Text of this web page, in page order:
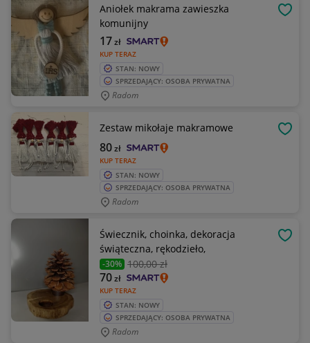
Aniołek makrama zawieszka
komunijny
KUP TERAZ
17zł
STAN: NOWY
SPRZEDAJĄCY: OSOBA PRYWATNA
Radom
Zestaw mikołaje makramowe
KUP TERAZ
80zł
STAN: NOWY
SPRZEDAJĄCY: OSOBA PRYWATNA
Radom
Świecznik, choinka, dekoracja
świąteczna, rękodzieło,
-30% 100,00 zł
KUP TERAZ
70zł
STAN: NOWY
SPRZEDAJĄCY: OSOBA PRYWATNA
Radom